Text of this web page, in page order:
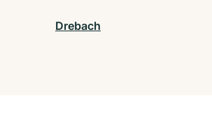
Drebach